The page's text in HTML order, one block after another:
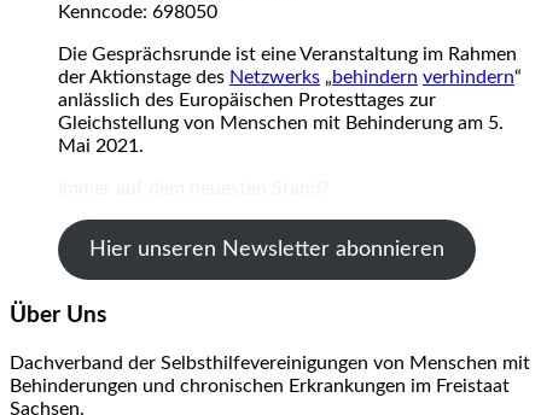
Kenncode: 698050
Die Gesprächsrunde ist eine Veranstaltung im Rahmen
der Aktionstage des Netzwerks „behindern verhindern“
anlässlich des Europäischen Protesttages zur
Gleichstellung von Menschen mit Behinderung am 5.
Mai 2021.
Hier unseren Newsletter abonnieren
Über Uns
Dachverband der Selbsthilfevereinigungen von Menschen mit
Behinderungen und chronischen Erkrankungen im Freistaat
Sachsen.